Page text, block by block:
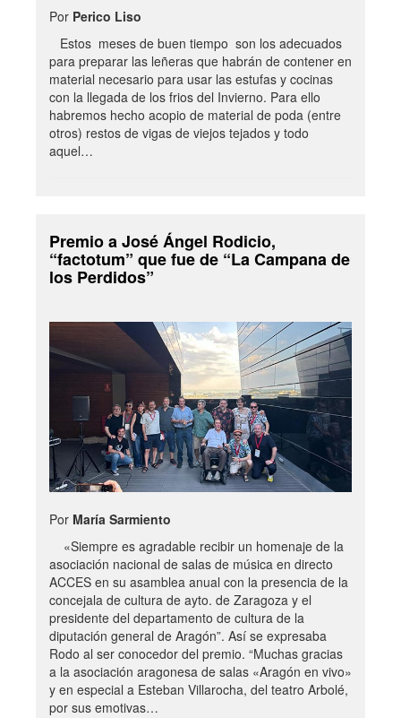
Por Perico Liso
Estos meses de buen tiempo son los adecuados
para preparar las leñeras que habrán de contener en
material necesario para usar las estufas y cocinas
con la llegada de los frios del Invierno. Para ello
habremos hecho acopio de material de poda (entre
otros) restos de vigas de viejos tejados y todo
aquel…
Premio a José Ángel Rodicio,
“factotum” que fue de “La Campana de
los Perdidos”
Por María Sarmiento
«Siempre es agradable recibir un homenaje de la
asociación nacional de salas de música en directo
ACCES en su asamblea anual con la presencia de la
concejala de cultura de ayto. de Zaragoza y el
presidente del departamento de cultura de la
diputación general de Aragón”. Así se expresaba
Rodo al ser conocedor del premio. “Muchas gracias
a la asociación aragonesa de salas «Aragón en vivo»
y en especial a Esteban Villarocha, del teatro Arbolé,
por sus emotivas…